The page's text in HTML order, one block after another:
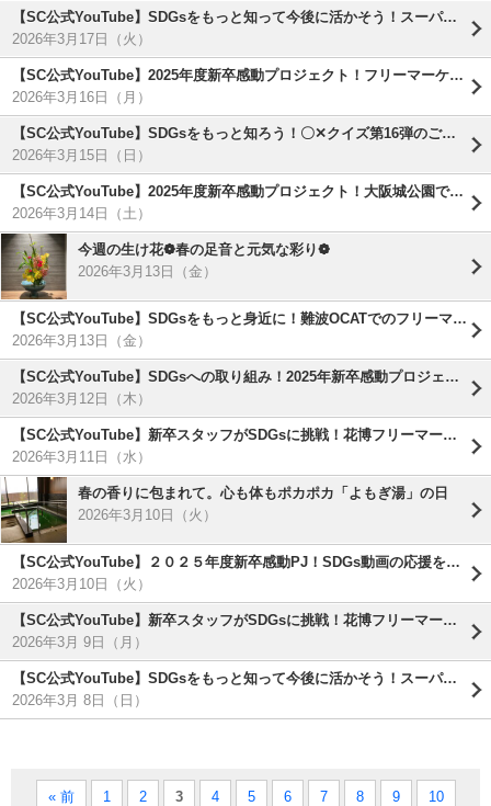
【SC公式YouTube】SDGsをもっと知って今後に活かそう！スーパー・コート○×クイズ第15弾！
2026年3月17日（火）
【SC公式YouTube】2025年度新卒感動プロジェクト！フリーマーケット活動報告( ^)o(^ )
2026年3月16日（月）
【SC公式YouTube】SDGsをもっと知ろう！〇✕クイズ第16弾のご紹介
2026年3月15日（日）
【SC公式YouTube】2025年度新卒感動プロジェクト！大阪城公園でSDGsゴミ拾い活動
2026年3月14日（土）
今週の生け花❁春の足音と元気な彩り❁
2026年3月13日（金）
【SC公式YouTube】SDGsをもっと身近に！難波OCATでのフリーマーケット参加レポート
2026年3月13日（金）
【SC公式YouTube】SDGsへの取り組み！2025年新卒感動プロジェクト・ゴミ拾い活動
2026年3月12日（木）
【SC公式YouTube】新卒スタッフがSDGsに挑戦！花博フリーマーケット出店レポート( ^)o(^ )
2026年3月11日（水）
春の香りに包まれて。心も体もポカポカ「よもぎ湯」の日
2026年3月10日（火）
【SC公式YouTube】２０２５年度新卒感動PJ！SDGs動画の応援をお願いします！
2026年3月10日（火）
【SC公式YouTube】新卒スタッフがSDGsに挑戦！花博フリーマーケット出店レポート( ^)o(^ )
2026年3月 9日（月）
【SC公式YouTube】SDGsをもっと知って今後に活かそう！スーパーコート〇×クイズ！第14弾
2026年3月 8日（日）
« 前 1 2 3 4 5 6 7 8 9 10